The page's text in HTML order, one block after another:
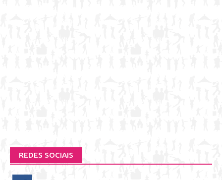
REDES SOCIAIS